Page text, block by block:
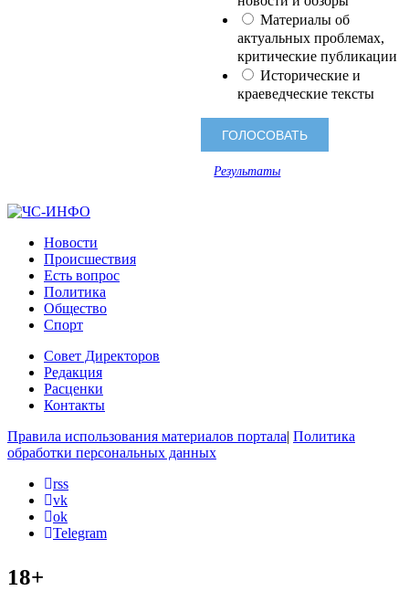
Материалы об
актуальных проблемах,
критические публикации
Исторические и
краеведческие тексты
Результаты
Новости
Происшествия
Есть вопрос
Политика
Общество
Спорт
Совет Директоров
Редакция
Расценки
Контакты
Правила использования материалов портала| Политика
обработки персональных данных
rss
vk
ok
Telegram
18+